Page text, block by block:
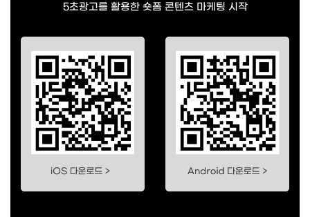
5초광고를 활용한 숏폼 콘텐츠 마케팅 시작